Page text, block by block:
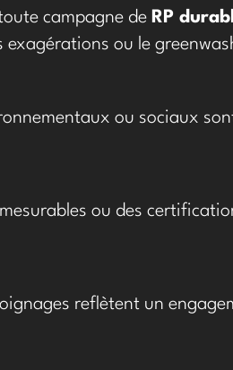
campagne de RP
exagérations ou le
ou sociaux
ou des
reflètent un